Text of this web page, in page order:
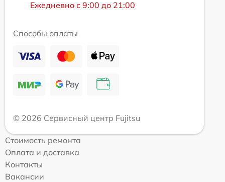
Ежедневно с 9:00 до 21:00
Способы оплаты
© 2026 Сервисный центр Fujitsu
Стоимость ремонта
Оплата и доставка
Контакты
Вакансии